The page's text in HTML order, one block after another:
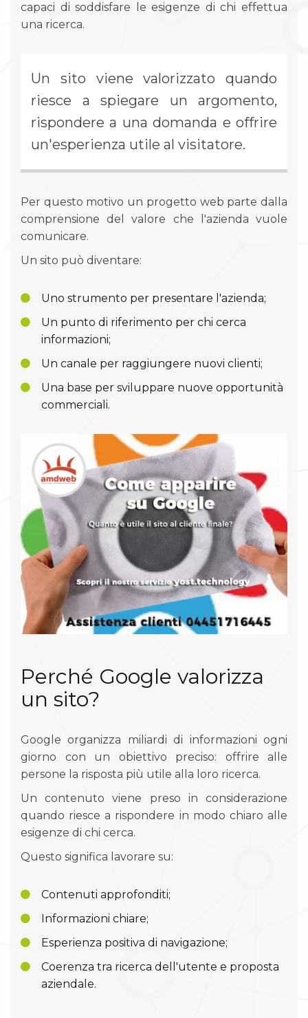
capaci di soddisfare le esigenze di chi effettua
una ricerca.
Un sito viene valorizzato quando
riesce a spiegare un argomento,
rispondere a una domanda e offrire
un'esperienza utile al visitatore.
Per questo motivo un progetto web parte dalla
comprensione del valore che l'azienda vuole
comunicare.
Un sito può diventare:
Uno strumento per presentare l'azienda;
Un punto di riferimento per chi cerca
informazioni;
Un canale per raggiungere nuovi clienti;
Una base per sviluppare nuove opportunità
commerciali.
Perché Google valorizza
un sito?
Google organizza miliardi di informazioni ogni
giorno con un obiettivo preciso: offrire alle
persone la risposta più utile alla loro ricerca.
Un contenuto viene preso in considerazione
quando riesce a rispondere in modo chiaro alle
esigenze di chi cerca.
Questo significa lavorare su:
Contenuti approfonditi;
Informazioni chiare;
Esperienza positiva di navigazione;
Coerenza tra ricerca dell'utente e proposta
aziendale.